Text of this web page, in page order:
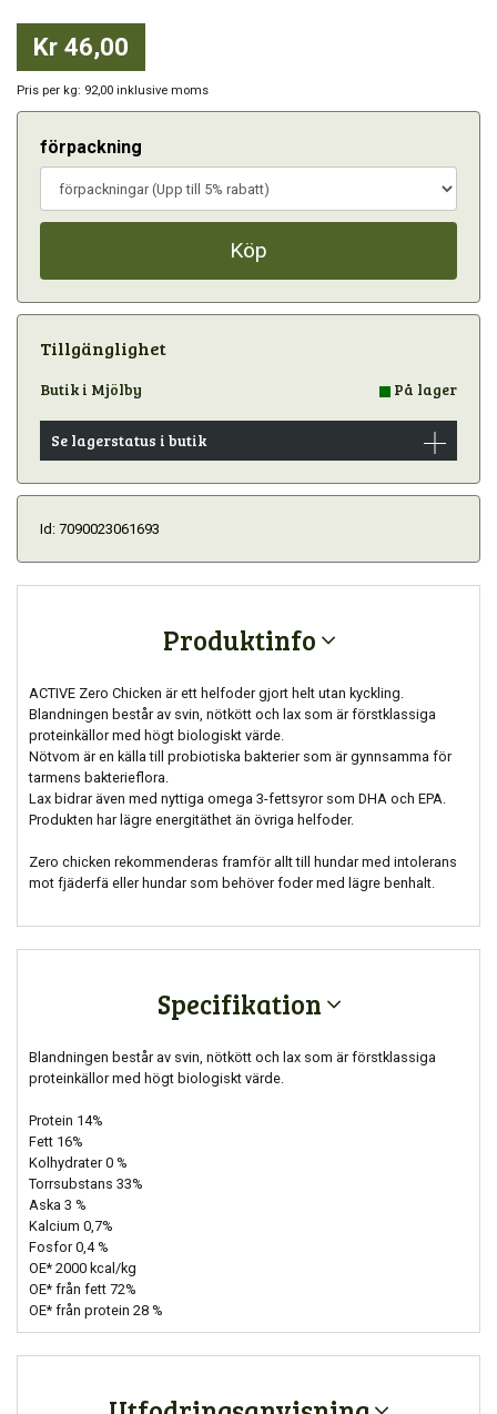
Kr 46,00
Pris per kg: 92,00 inklusive moms
förpackning
Köp
Tillgänglighet
Butik i Mjölby På lager
Se lagerstatus i butik
Id: 7090023061693
Produktinfo
ACTIVE Zero Chicken är ett helfoder gjort helt utan kyckling.
Blandningen består av svin, nötkött och lax som är förstklassiga
proteinkällor med högt biologiskt värde.
Nötvom är en källa till probiotiska bakterier som är gynnsamma för
tarmens bakterieflora.
Lax bidrar även med nyttiga omega 3-fettsyror som DHA och EPA.
Produkten har lägre energitäthet än övriga helfoder.
Zero chicken rekommenderas framför allt till hundar med intolerans
mot fjäderfä eller hundar som behöver foder med lägre benhalt.
Specifikation
Blandningen består av svin, nötkött och lax som är förstklassiga
proteinkällor med högt biologiskt värde.
Protein 14%
Fett 16%
Kolhydrater 0 %
Torrsubstans 33%
Aska 3 %
Kalcium 0,7%
Fosfor 0,4 %
OE* 2000 kcal/kg
OE* från fett 72%
OE* från protein 28 %